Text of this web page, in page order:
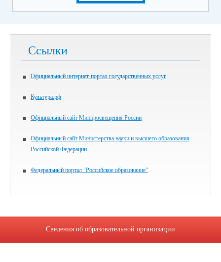
Ссылки
Официальный интернет-портал государственных услуг
Культура.рф
Официальный сайт Минпросвещения России
Официальный сайт Министерства науки и высшего образования
Российской Федерации
Федеральный портал "Российское образование"
Сведения об образовательной организации